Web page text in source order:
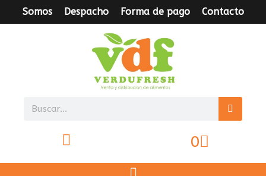
Somos Despacho Forma de pago Contacto
0